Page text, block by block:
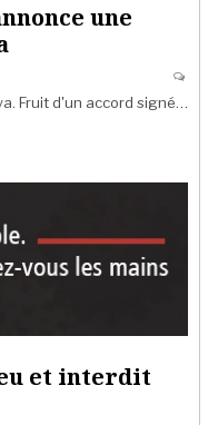
une
Fruit d'un accord signé…
et interdit